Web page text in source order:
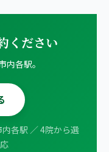
ください
各駅。
各駅 ／ 4院から選